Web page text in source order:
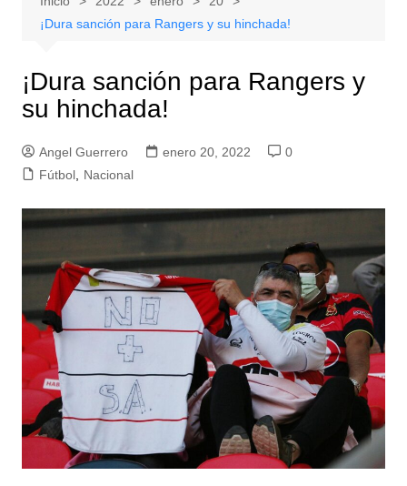
¡Dura sanción para Rangers y su hinchada!
¡Dura sanción para Rangers y
su hinchada!
Angel Guerrero enero 20, 2022
0
Fútbol, Nacional